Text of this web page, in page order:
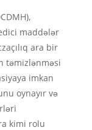
maddələr
ara bir
təmizlənməsi
imkan
oynayır və
kimi rolu